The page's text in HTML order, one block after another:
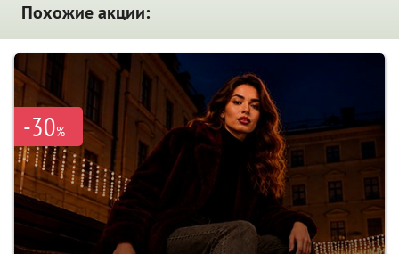
Похожие акции:
-30%